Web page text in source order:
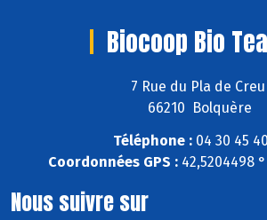
Biocoop Bio
7 Rue du Pla de Creu
66210 Bolquère
Téléphone :04 30 45
Coordonnées GPS :42,5204498 °
Nous suivre sur